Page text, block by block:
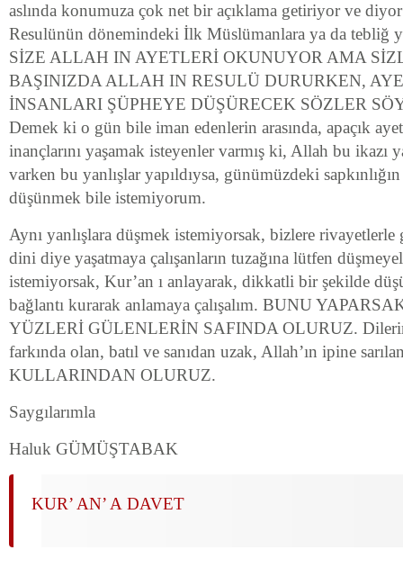
aslında konumuza çok net bir açıklama getiriyor ve
Resulünün dönemindeki İlk Müslümanlara ya da tebliğ
SİZE ALLAH IN AYETLERİ OKUNUYOR AMA
BAŞINIZDA ALLAH IN RESULÜ DURURKEN,
İNSANLARI ŞÜPHEYE DÜŞÜRECEK SÖZLER
Demek ki o gün bile iman edenlerin arasında, apaçık
inançlarını yaşamak isteyenler varmış ki, Allah bu ikazı
varken bu yanlışlar yapıldıysa, günümüzdeki
düşünmek bile istemiyorum.
Aynı yanlışlara düşmek istemiyorsak, bizlere rivayetlerle
dini diye yaşatmaya çalışanların tuzağına lütfen
istemiyorsak, Kur’an ı anlayarak, dikkatli bir şekilde
bağlantı kurarak anlamaya çalışalım. BUNU
YÜZLERİ GÜLENLERİN SAFINDA OLURUZ.
farkında olan, batıl ve sanıdan uzak, Allah’ın ipine
KULLARINDAN OLURUZ.
Saygılarımla
Haluk GÜMÜŞTABAK
KUR’ AN’ A DAVET